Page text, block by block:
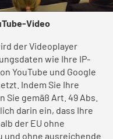
Video
der Videoplayer
wie Ihre IP-
YouTube und Google
Indem Sie Ihre
gemäß Art. 49 Abs.
darin ein, dass Ihre
der EU ohne
ohne ausreichende